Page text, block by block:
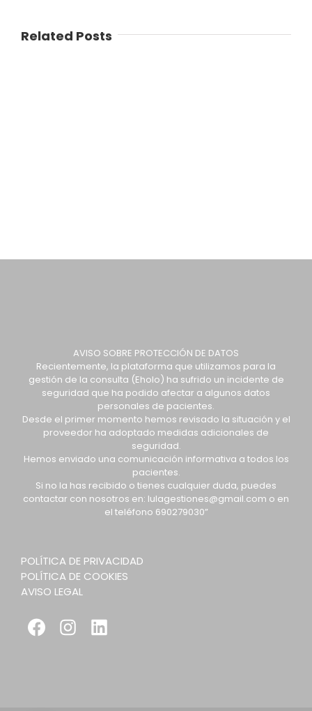
Related Posts
AVISO SOBRE PROTECCIÓN DE DATOS
Recientemente, la plataforma que utilizamos para la
gestión de la consulta (Eholo) ha sufrido un incidente de
seguridad que ha podido afectar a algunos datos
personales de pacientes.
Desde el primer momento hemos revisado la situación y el
proveedor ha adoptado medidas adicionales de
seguridad.
Hemos enviado una comunicación informativa a todos los
pacientes.
Si no la has recibido o tienes cualquier duda, puedes
contactar con nosotros en: lulagestiones@gmail.com o en
el teléfono 690279030”
POLÍTICA DE PRIVACIDAD
POLÍTICA DE COOKIES
AVISO LEGAL
FacebookInstagram